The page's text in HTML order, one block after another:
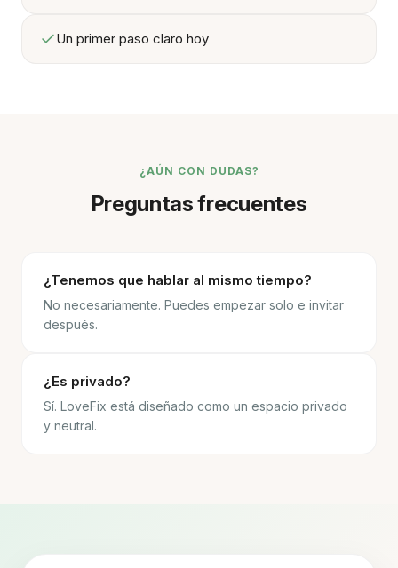
Un primer paso claro hoy
¿AÚN CON DUDAS?
Preguntas frecuentes
¿Tenemos que hablar al mismo tiempo?
No necesariamente. Puedes empezar solo e invitar
después.
¿Es privado?
Sí. LoveFix está diseñado como un espacio privado
y neutral.